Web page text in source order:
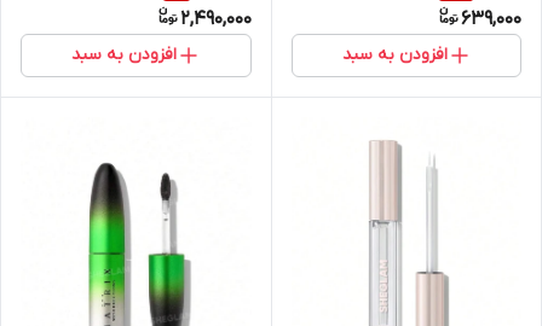
639,000
افزودن به سبد
2,490,000
افزودن به سبد